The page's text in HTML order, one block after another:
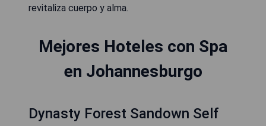
revitaliza cuerpo y alma.
Mejores Hoteles con Spa
en Johannesburgo
Dynasty Forest Sandown Self